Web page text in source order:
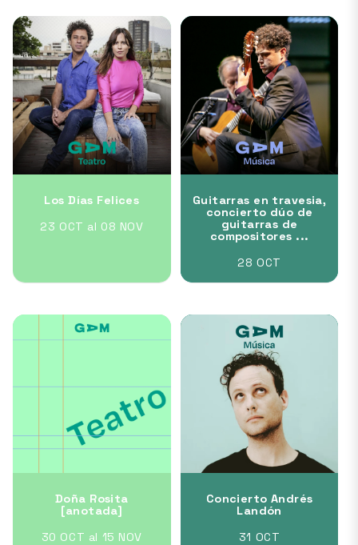
Los Días Felices
23 OCT al 08 NOV
Guitarras en travesia,
concierto dúo de
guitarras de
compositores ...
28 OCT
Doña Rosita
[anotada]
30 OCT al 15 NOV
Concierto Andrés
Landón
31 OCT